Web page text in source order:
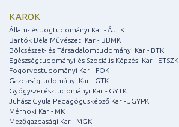
KAROK
Állam- és Jogtudományi Kar - ÁJTK
Bartók Béla Művészeti Kar - BBMK
Bölcsészet- és Társadalomtudományi Kar - BTK
Egészségtudományi és Szociális Képzési Kar - ETSZK
Fogorvostudományi Kar - FOK
Gazdaságtudományi Kar - GTK
Gyógyszerésztudományi Kar - GYTK
Juhász Gyula Pedagógusképző Kar - JGYPK
Mérnöki Kar - MK
Mezőgazdasági Kar - MGK